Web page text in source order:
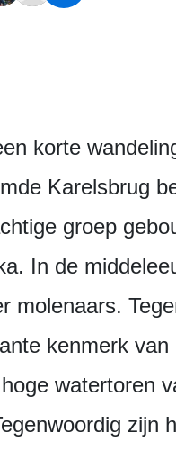
korte
Karelsbrug
groep
In de
molenaars.
kenmerk van
watertoren
zijn